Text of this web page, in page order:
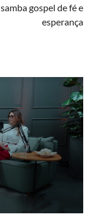
samba gospel de fé e
esperança